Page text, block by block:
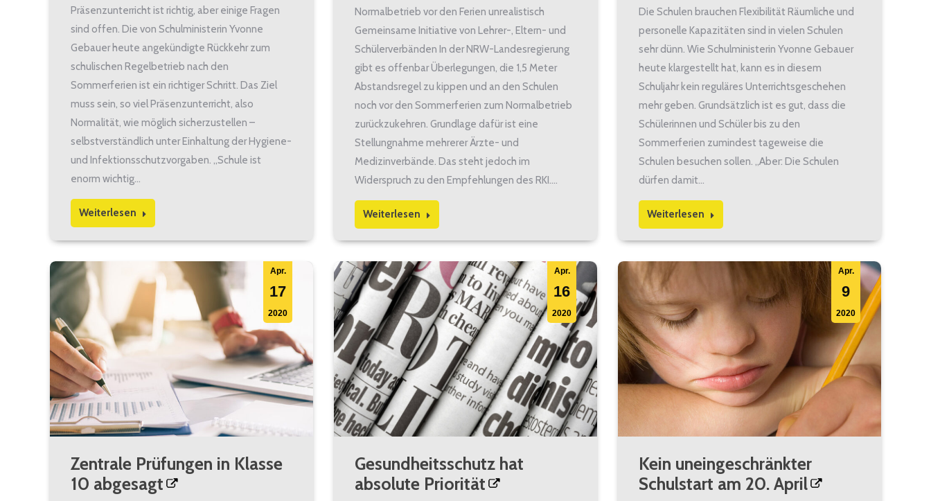
Präsenzunterricht ist richtig, aber einige Fragen
sind offen. Die von Schulministerin Yvonne
Gebauer heute angekündigte Rückkehr zum
schulischen Regelbetrieb nach den
Sommerferien ist ein richtiger Schritt. Das Ziel
muss sein, so viel Präsenzunterricht, also
Normalität, wie möglich sicherzustellen –
selbstverständlich unter Einhaltung der Hygiene-
und Infektionsschutzvorgaben. „Schule ist
enorm wichtig…
Weiterlesen
Normalbetrieb vor den Ferien unrealistisch
Gemeinsame Initiative von Lehrer-, Eltern- und
Schülerverbänden In der NRW-Landesregierung
gibt es offenbar Überlegungen, die 1,5 Meter
Abstandsregel zu kippen und an den Schulen
noch vor den Sommerferien zum Normalbetrieb
zurückzukehren. Grundlage dafür ist eine
Stellungnahme mehrerer Ärzte- und
Medizinverbände. Das steht jedoch im
Widerspruch zu den Empfehlungen des RKI.…
Weiterlesen
Die Schulen brauchen Flexibilität Räumliche und
personelle Kapazitäten sind in vielen Schulen
sehr dünn. Wie Schulministerin Yvonne Gebauer
heute klargestellt hat, kann es in diesem
Schuljahr kein reguläres Unterrichtsgeschehen
mehr geben. Grundsätzlich ist es gut, dass die
Schülerinnen und Schüler bis zu den
Sommerferien zumindest tageweise die
Schulen besuchen sollen. „Aber: Die Schulen
dürfen damit…
Weiterlesen
Apr.
17
2020
Zentrale Prüfungen in Klasse
10 abgesagt
Apr.
16
2020
Gesundheitsschutz hat
absolute Priorität
Apr.
9
2020
Kein uneingeschränkter
Schulstart am 20. April